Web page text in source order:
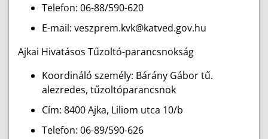
Telefon: 06-88/590-620
E-mail: veszprem.kvk@katved.gov.hu
Ajkai Hivatásos Tűzoltó-parancsnokság
Koordináló személy: Bárány Gábor tű.
alezredes, tűzoltóparancsnok
Cím: 8400 Ajka, Liliom utca 10/b
Telefon: 06-89/590-626